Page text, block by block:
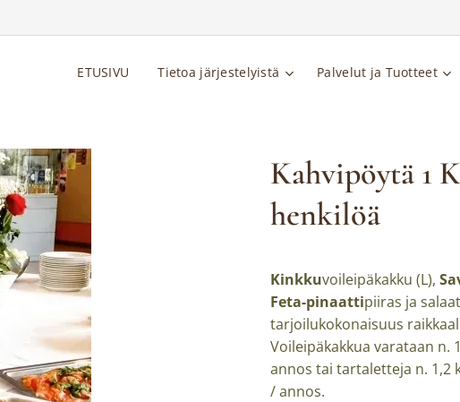
ETUSIVU Tietoa järjestelyistä Palvelut ja Tuotteet
Kahvipöytä 1
henkilöä
Kinkkuvoileipäkakku (L),
Feta-pinaattipiiras ja
tarjoilukokonaisuus
Voileipäkakkua varataan n.
annos tai tartaletteja n. 1,2
/ annos.